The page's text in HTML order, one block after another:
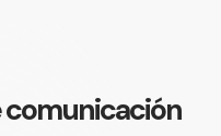
comunicación